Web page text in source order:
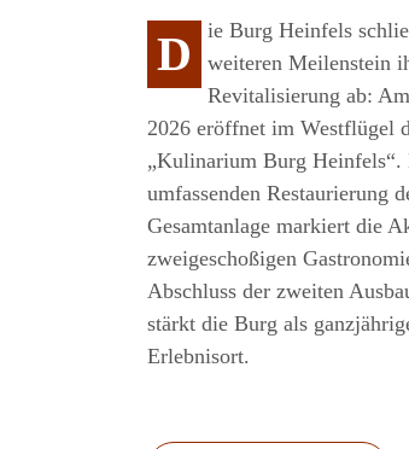
D
ie Burg Heinfels
weiteren Meilenstein
Revitalisierung ab:
2026 eröffnet im Westflügel
„Kulinarium Burg Heinfels“.
umfassenden Restaurierung
Gesamtanlage markiert die
zweigeschoßigen
Abschluss der zweiten
stärkt die Burg als
Erlebnisort.